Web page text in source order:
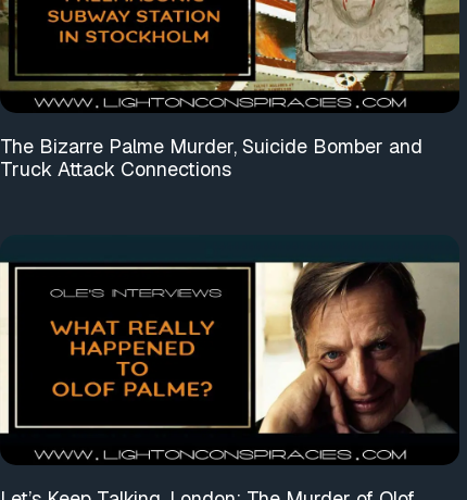
The Bizarre Palme Murder, Suicide Bomber and
Truck Attack Connections